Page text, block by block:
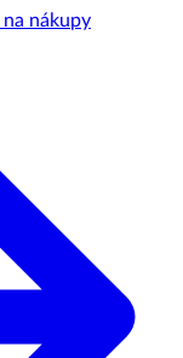
na nákupy